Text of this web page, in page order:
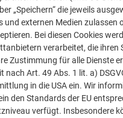
„Speichern“ die jeweils
und externen Medien zulassen
Bei diesen Cookies
verarbeitet, die ihren
Zustimmung für alle Dienste
nach Art. 49 Abs. 1 lit. a)
in die USA ein. Wir
den Standards der EU
verfügt. Insbesondere